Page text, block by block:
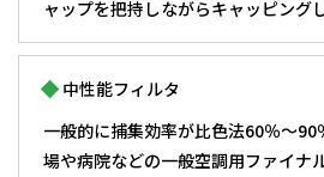
ャップを把持しながらキャッピング
中性能フィルタ
一般的に捕集効率が比色法60％～
場や病院などの一般空調用ファイナ